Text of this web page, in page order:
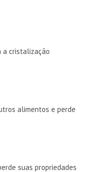
a cristalização
alimentos e perde
suas propriedades